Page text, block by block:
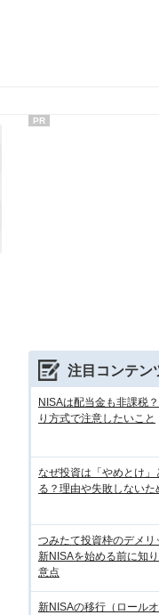
PR
注目コンテン
NISAは配当金も非課税
り方式で注意したいこと
なぜ投資は「やめとけ」
る？理由や失敗しないた
つみたて投資枠のデメリ
新NISAを始める前に知
意点
新NISAの移行（ロール